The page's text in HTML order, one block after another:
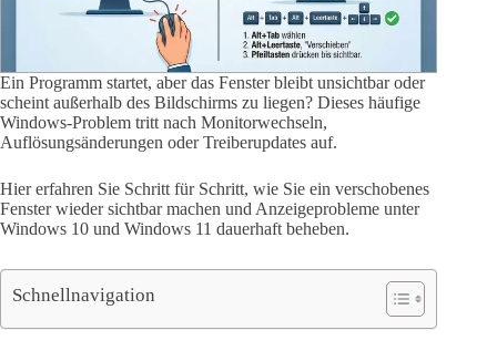
Ein Programm startet, aber das Fenster bleibt unsichtbar oder
scheint außerhalb des Bildschirms zu liegen? Dieses häufige
Windows-Problem tritt nach Monitorwechseln,
Auflösungsänderungen oder Treiberupdates auf.
Hier erfahren Sie Schritt für Schritt, wie Sie ein verschobenes
Fenster wieder sichtbar machen und Anzeigeprobleme unter
Windows 10 und Windows 11 dauerhaft beheben.
Schnellnavigation